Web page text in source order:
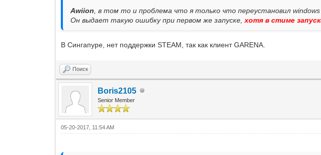
Awiion , в том то и проблема что я только что переустановил windows
Он выдает такую ошибку при первом же запуске,хотя в стиме
В Сингапуре, нет поддержки STEAM, так как клиент GARENA.
Поиск
Boris2105
Senior Member
05-20-2017, 11:54 AM